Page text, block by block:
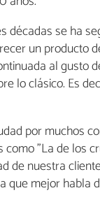
décadas se ha
un producto
al gusto
lo clásico. Es
por muchos
"La de los
de nuestra
que mejor habla